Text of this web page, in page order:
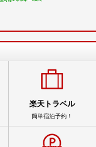
楽天トラベル
簡単宿泊予約！